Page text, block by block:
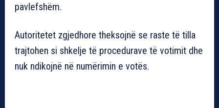
pavlefshëm.
Autoritetet zgjedhore theksojnë se raste të tilla
trajtohen si shkelje të procedurave të votimit dhe
nuk ndikojnë në numërimin e votës.